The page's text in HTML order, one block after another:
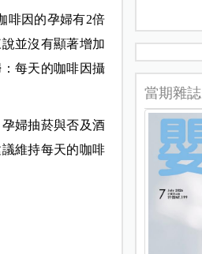
啡因的孕婦有2倍
並沒有顯著增加
每天的咖啡因攝
婦抽菸與否及酒
維持每天的咖啡
當期雜誌